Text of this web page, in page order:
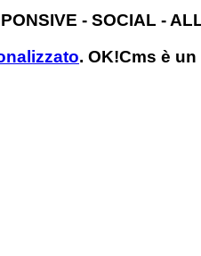
- SOCIAL -
. OK!Cms è